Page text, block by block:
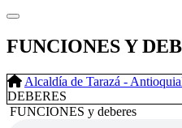
FUNCIONES Y
Alcaldía de Tarazá - Antioquia
DEBERES
​​ FUNCIONES y deberes​​